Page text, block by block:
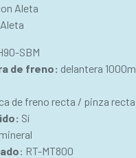
Aleta
SBM
de freno: delantera
de freno recta / pinza recta
Sí
: RT-MT800